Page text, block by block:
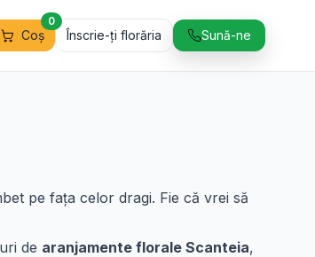
Coș
0
Înscrie-ți florăria Sună-ne
pe fața celor dragi. Fie că vrei să
de aranjamente florale Scanteia,